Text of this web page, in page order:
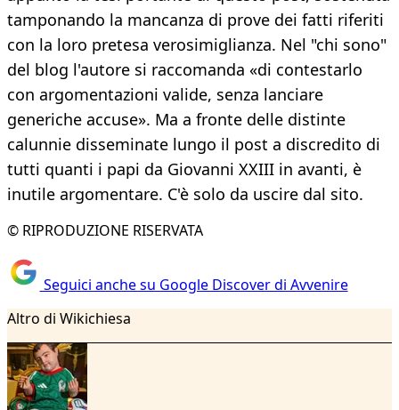
tamponando la mancanza di prove dei fatti riferiti
con la loro pretesa verosimiglianza. Nel "chi sono"
del blog l'autore si raccomanda «di contestarlo
con argomentazioni valide, senza lanciare
generiche accuse». Ma a fronte delle distinte
calunnie disseminate lungo il post a discredito di
tutti quanti i papi da Giovanni XXIII in avanti, è
inutile argomentare. C'è solo da uscire dal sito.
© RIPRODUZIONE RISERVATA
Seguici anche su Google Discover di Avvenire
Altro di Wikichiesa